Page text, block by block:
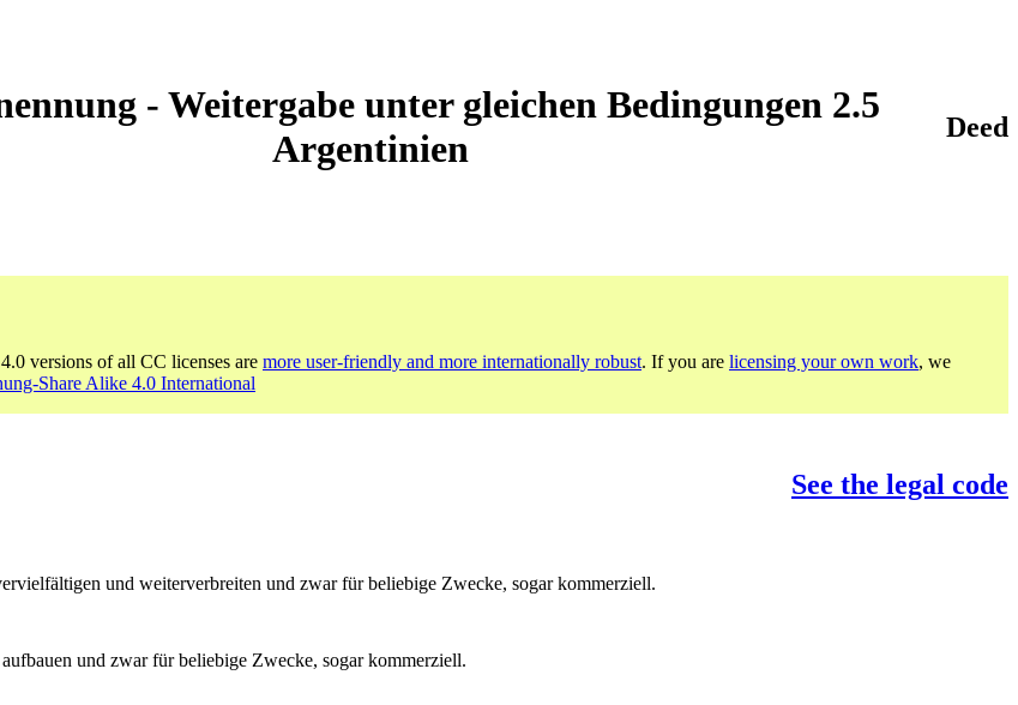
- Weitergabe unter gleichen Bedingungen 2.5
Argentinien
Deed
versions of all CC licenses are more user-friendly and more internationally robust. If you are licensing your own work, we
Share Alike 4.0 International
See the legal code
und weiterverbreiten und zwar für beliebige Zwecke, sogar kommerziell.
und zwar für beliebige Zwecke, sogar kommerziell.